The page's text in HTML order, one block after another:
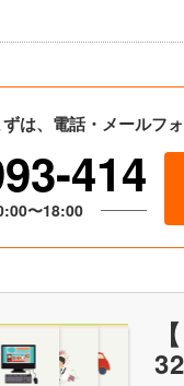
ずは、電話・メールフ
414
〜18:00